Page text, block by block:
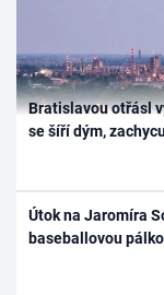
Bratislavou otřásl
se šíří dým,
Útok na Jaromíra
baseballovou